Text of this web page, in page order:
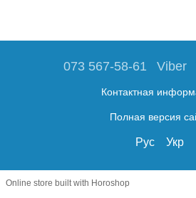
073 567-58-61 Viber
Контактная
Полная версия
Рус Укр
Online store built with Horoshop